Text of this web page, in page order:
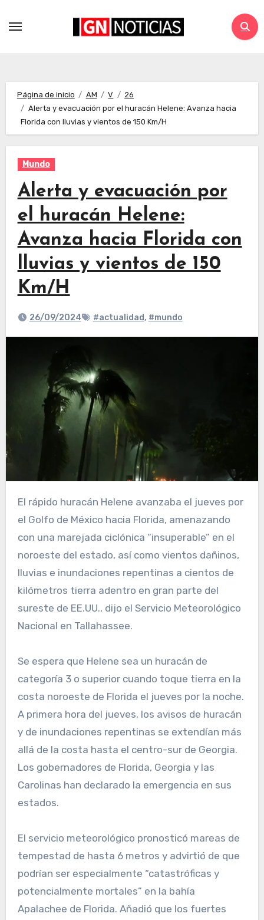
Página de inicio AM V
26
Alerta y evacuación por el huracán Helene: Avanza hacia
Florida con lluvias y vientos de 150 Km/H
Mundo
Alerta y evacuación por
el huracán Helene:
Avanza hacia Florida con
lluvias y vientos de 150
Km/H
26/09/2024 #actualidad, #mundo
El rápido huracán Helene avanzaba el jueves por
el Golfo de México hacia Florida, amenazando
con una marejada ciclónica “insuperable” en el
noroeste del estado, así como vientos dañinos,
lluvias e inundaciones repentinas a cientos de
kilómetros tierra adentro en gran parte del
sureste de EE.UU., dijo el Servicio Meteorológico
Nacional en Tallahassee.
Se espera que Helene sea un huracán de
categoría 3 o superior cuando toque tierra en la
costa noroeste de Florida el jueves por la noche.
A primera hora del jueves, los avisos de huracán
y de inundaciones repentinas se extendían más
allá de la costa hasta el centro-sur de Georgia.
Los gobernadores de Florida, Georgia y las
Carolinas han declarado la emergencia en sus
estados.
El servicio meteorológico pronosticó mareas de
tempestad de hasta 6 metros y advirtió de que
podrían ser especialmente “catastróficas y
potencialmente mortales” en la bahía
Apalachee de Florida. Añadió que los fuertes